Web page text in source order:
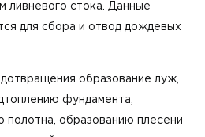
ливневого стока. Данные
для сбора и отвод дождевых
образование луж,
фундамента,
образованию плесени